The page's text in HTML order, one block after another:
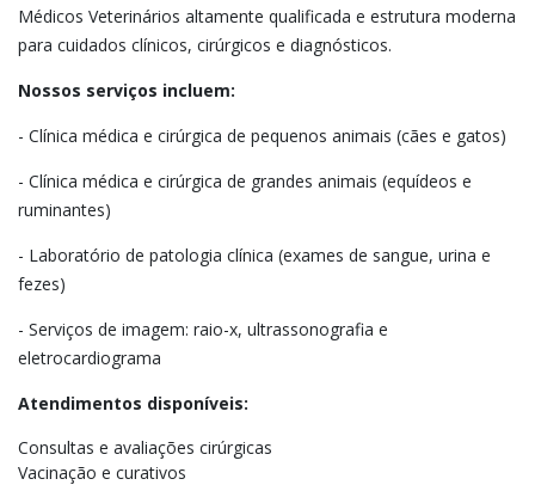
Médicos Veterinários altamente qualificada e estrutura moderna
para cuidados clínicos, cirúrgicos e diagnósticos.
Nossos serviços incluem:
- Clínica médica e cirúrgica de pequenos animais (cães e gatos)
- Clínica médica e cirúrgica de grandes animais (equídeos e
ruminantes)
- Laboratório de patologia clínica (exames de sangue, urina e
fezes)
- Serviços de imagem: raio-x, ultrassonografia e
eletrocardiograma
Atendimentos disponíveis:
Consultas e avaliações cirúrgicas
Vacinação e curativos